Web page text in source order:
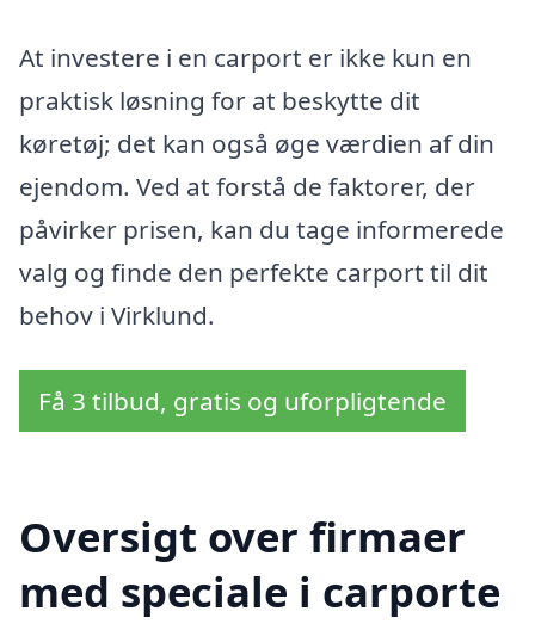
At investere i en carport er ikke kun en
praktisk løsning for at beskytte dit
køretøj; det kan også øge værdien af din
ejendom. Ved at forstå de faktorer, der
påvirker prisen, kan du tage informerede
valg og finde den perfekte carport til dit
behov i Virklund.
Få 3 tilbud, gratis og uforpligtende
Oversigt over firmaer
med speciale i carporte